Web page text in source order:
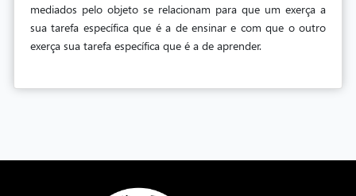
mediados pelo objeto se relacionam para que um exerça a
sua tarefa específica que é a de ensinar e com que o outro
exerça sua tarefa específica que é a de aprender.